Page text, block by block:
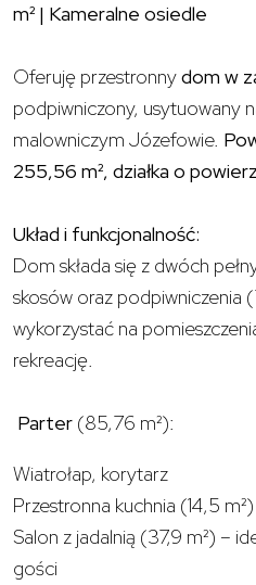
m² | Kameralne osiedle
Oferuję przestronnydom w
podpiwniczony, usytuowany
malowniczym Józefowie.
255,56 m², działka o
Układ i funkcjonalność:
Dom składa się z dwóch
skosów oraz podpiwniczenia
wykorzystać na
rekreację.
Parter (85,76 m²):
Wiatrołap, korytarz
Przestronna kuchnia (14,5 m²)
Salon z jadalnią (37,9 m²) –
gości